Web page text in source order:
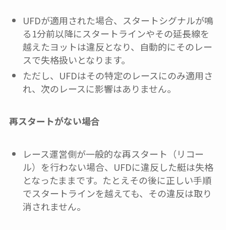
UFDが適用された場合、スタートシグナルが鳴
る1分前以降にスタートラインやその延長線を
越えたヨットは違反となり、自動的にそのレー
スで失格扱いとなります。
ただし、UFDはその特定のレースにのみ適用さ
れ、次のレースに影響はありません。
再スタートがない場合
レース運営側が一般的な再スタート（リコー
ル）を行わない場合、UFDに違反した艇は失格
となったままです。たとえその後に正しい手順
でスタートラインを越えても、その違反は取り
消されません。